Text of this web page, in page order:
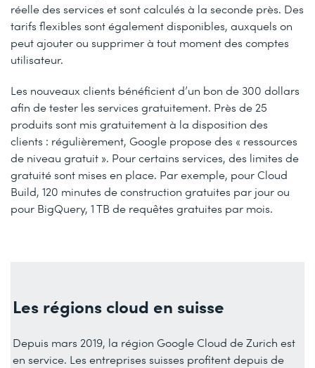
réelle des services et sont calculés à la seconde près. Des
tarifs flexibles sont également disponibles, auxquels on
peut ajouter ou supprimer à tout moment des comptes
utilisateur.
Les nouveaux clients bénéficient d’un bon de 300 dollars
afin de tester les services gratuitement. Près de 25
produits sont mis gratuitement à la disposition des
clients : régulièrement, Google propose des « ressources
de niveau gratuit ». Pour certains services, des limites de
gratuité sont mises en place. Par exemple, pour Cloud
Build, 120 minutes de construction gratuites par jour ou
pour BigQuery, 1 TB de requêtes gratuites par mois.
Les régions cloud en suisse
Depuis mars 2019, la région Google Cloud de Zurich est
en service. Les entreprises suisses profitent depuis de